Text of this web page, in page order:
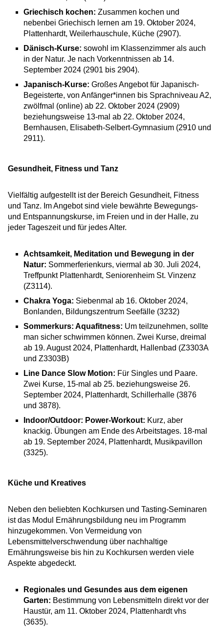
Griechisch kochen: Zusammen kochen und
nebenbei Griechisch lernen am 19. Oktober 2024,
Plattenhardt, Weilerhauschule, Küche (2907).
Dänisch-Kurse: sowohl im Klassenzimmer als auch
in der Natur. Je nach Vorkenntnissen ab 14.
September 2024 (2901 bis 2904).
Japanisch-Kurse: Großes Angebot für Japanisch-
Begeisterte, von Anfänger*innen bis Sprachniveau A2,
zwölfmal (online) ab 22. Oktober 2024 (2909)
beziehungsweise 13-mal ab 22. Oktober 2024,
Bernhausen, Elisabeth-Selbert-Gymnasium (2910 und
2911).
Gesundheit, Fitness und Tanz
Vielfältig aufgestellt ist der Bereich Gesundheit, Fitness
und Tanz. Im Angebot sind viele bewährte Bewegungs-
und Entspannungskurse, im Freien und in der Halle, zu
jeder Tageszeit und für jedes Alter.
Achtsamkeit, Meditation und Bewegung in der
Natur: Sommerferienkurs, viermal ab 30. Juli 2024,
Treffpunkt Plattenhardt, Seniorenheim St. Vinzenz
(Z3114).
Chakra Yoga: Siebenmal ab 16. Oktober 2024,
Bonlanden, Bildungszentrum Seefälle (3232)
Sommerkurs: Aquafitness: Um teilzunehmen, sollte
man sicher schwimmen können. Zwei Kurse, dreimal
ab 19. August 2024, Plattenhardt, Hallenbad (Z3303A
und Z3303B)
Line Dance Slow Motion: Für Singles und Paare.
Zwei Kurse, 15-mal ab 25. beziehungsweise 26.
September 2024, Plattenhardt, Schillerhalle (3876
und 3878).
Indoor/Outdoor: Power-Workout: Kurz, aber
knackig. Übungen am Ende des Arbeitstages. 18-mal
ab 19. September 2024, Plattenhardt, Musikpavillon
(3325).
Küche und Kreatives
Neben den beliebten Kochkursen und Tasting-Seminaren
ist das Modul Ernährungsbildung neu im Programm
hinzugekommen. Von Vermeidung von
Lebensmittelverschwendung über nachhaltige
Ernährungsweise bis hin zu Kochkursen werden viele
Aspekte abgedeckt.
Regionales und Gesundes aus dem eigenen
Garten: Bestimmung von Lebensmitteln direkt vor der
Haustür, am 11. Oktober 2024, Plattenhardt vhs
(3635).